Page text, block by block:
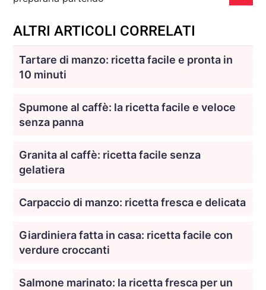
ALTRI ARTICOLI CORRELATI
Tartare di manzo: ricetta facile e pronta in
10 minuti
Spumone al caffè: la ricetta facile e veloce
senza panna
Granita al caffè: ricetta facile senza
gelatiera
Carpaccio di manzo: ricetta fresca e delicata
Giardiniera fatta in casa: ricetta facile con
verdure croccanti
Salmone marinato: la ricetta fresca per un